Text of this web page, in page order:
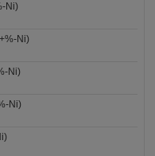
Ni)
Ni)
Ni)
Ni)